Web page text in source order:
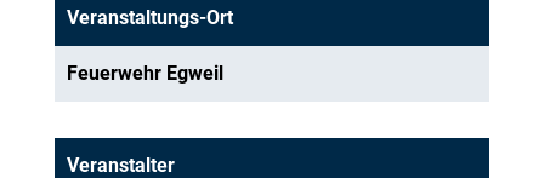
Veranstaltungs-Ort
Feuerwehr Egweil
Veranstalter